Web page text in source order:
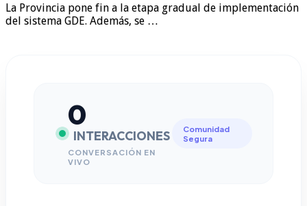
La Provincia pone fin a la etapa gradual de implementación
del sistema GDE. Además, se …
0
INTERACCIONES
CONVERSACIÓN EN
VIVO
Comunidad
Segura